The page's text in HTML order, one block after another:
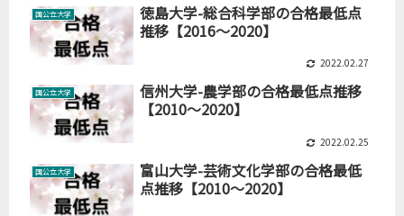
国公立大学
徳島大学-総合科学部の合格最低点
推移【2016～2020】
2022.02.27
国公立大学
信州大学-農学部の合格最低点推移
【2010～2020】
2022.02.25
国公立大学
富山大学-芸術文化学部の合格最低
点推移【2010～2020】